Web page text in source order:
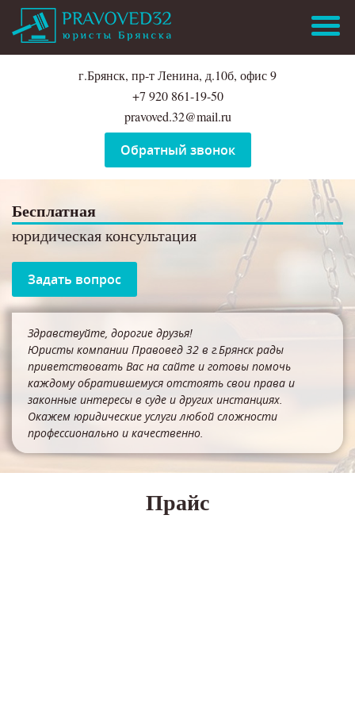
г.Брянск, пр-т Ленина, д.10б, офис 9
+7 920 861-19-50
pravoved.32@mail.ru
Обратный звонок
Бесплатная
юридическая консультация
Задать вопрос
Здравствуйте, дорогие друзья!
Юристы компании Правовед 32 в г.Брянск рады
приветствовать Вас на сайте и готовы помочь
каждому обратившемуся отстоять свои права и
законные интересы в суде и других инстанциях.
Окажем юридические услуги любой сложности
профессионально и качественно.
Прайс